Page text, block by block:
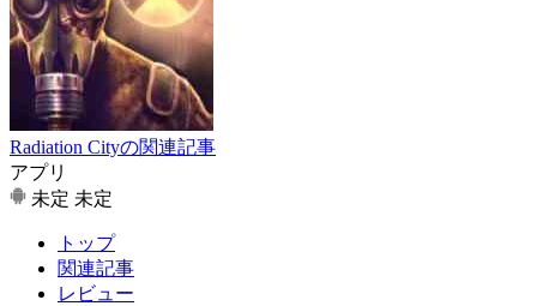
Radiation Cityの関連記事
アプリ
未定 未定
トップ
関連記事
レビュー